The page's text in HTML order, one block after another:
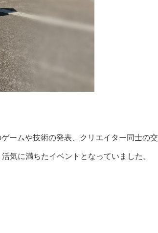
ームや技術の発表、クリエイター同士の交
気に満ちたイベントとなっていました。